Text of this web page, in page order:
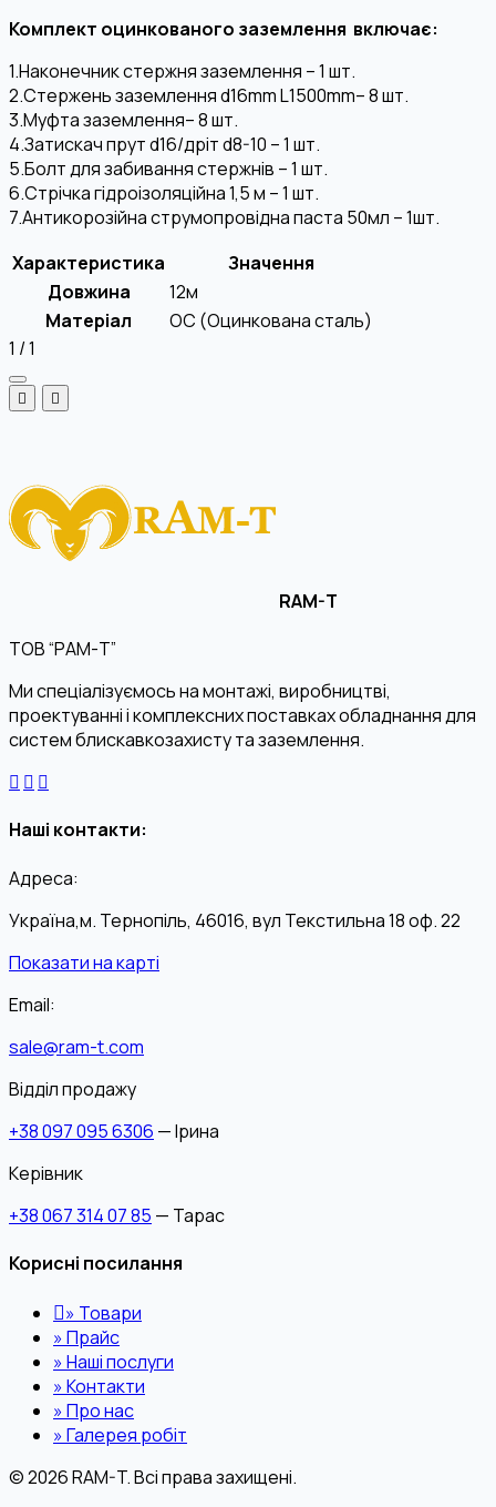
Комплект оцинкованого заземлення включає:
1.Наконечник стержня заземлення – 1 шт.
2.Стержень заземлення d16mm L1500mm– 8 шт.
3.Муфта заземлення– 8 шт.
4.Затискач прут d16/дріт d8-10 – 1 шт.
5.Болт для забивання стержнів – 1 шт.
6.Стрічка гідроізоляційна 1,5 м – 1 шт.
7.Антикорозійна струмопровідна паста 50мл – 1шт.
Характеристика
Значення
Довжина
12м
Матеріал
OC (Оцинкована сталь)
1 /1
RAM-T
ТОВ “РАМ-Т”
Ми спеціалізуємось на монтажі, виробництві,
проектуванні і комплексних поставках обладнання для
систем блискавкозахисту та заземлення.
Наші контакти:
Адреса:
Україна,м. Тернопіль, 46016, вул Текстильна 18 оф. 22
Показати на карті
Email:
sale@ram-t.com
Відділ продажу
+38 097 095 6306 — Ірина
Керівник
+38 067 314 07 85 — Тарас
Корисні посилання
» Товари
»Прайс
»Наші послуги
»Контакти
»Про нас
»Галерея робіт
© 2026 RAM-T. Всі права захищені.